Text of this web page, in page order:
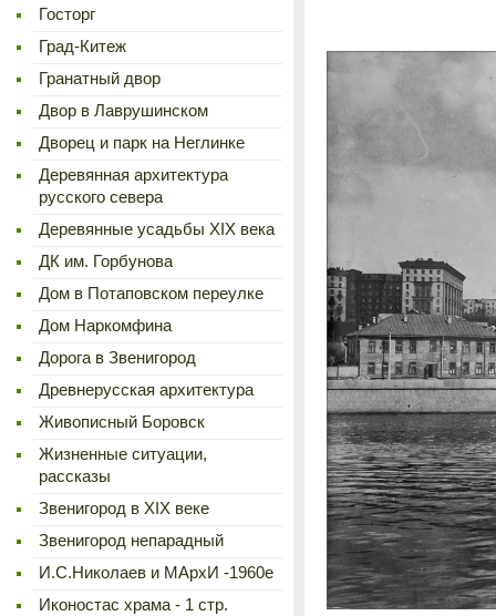
Госторг
Град-Китеж
Гранатный двор
Двор в Лаврушинском
Дворец и парк на Неглинке
Деревянная архитектура
русского севера
Деревянные усадьбы XIX века
ДК им. Горбунова
Дом в Потаповском переулке
Дом Наркомфина
Дорога в Звенигород
Древнерусская архитектура
Живописный Боровск
Жизненные ситуации,
рассказы
Звенигород в XIX веке
Звенигород непарадный
И.С.Николаев и МАрхИ -1960е
Иконостас храма - 1 стр.